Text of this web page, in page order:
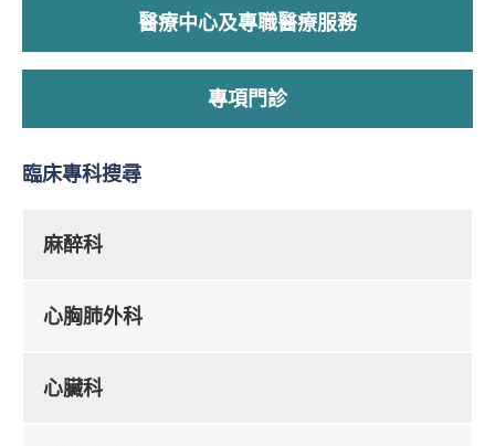
醫療中心及專職醫療服務
專項門診
臨床專科搜尋
麻醉科
心胸肺外科
心臟科